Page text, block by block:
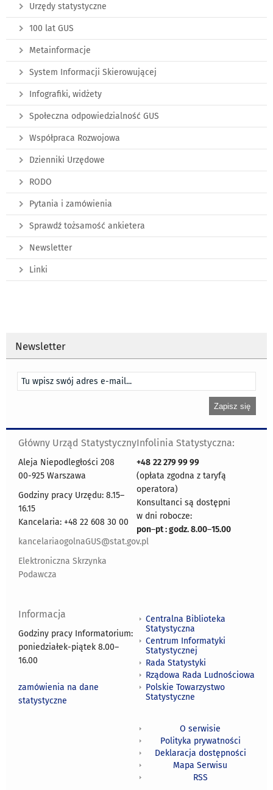
Urzędy statystyczne
100 lat GUS
Metainformacje
System Informacji Skierowującej
Infografiki, widżety
Społeczna odpowiedzialność GUS
Współpraca Rozwojowa
Dzienniki Urzędowe
RODO
Pytania i zamówienia
Sprawdź tożsamość ankietera
Newsletter
Linki
Newsletter
Główny Urząd Statystyczny
Aleja Niepodległości 208
00-925 Warszawa
Godziny pracy Urzędu: 8.15–
16.15
Kancelaria: +48 22 608 30 00
kancelariaogolnaGUS@stat.gov.pl
Elektroniczna Skrzynka
Podawcza
Infolinia Statystyczna:
+48 22 279 99 99
(opłata zgodna z taryfą
operatora)
Konsultanci są dostępni
w dni robocze:
pon–pt : godz. 8.00–15.00
Informacja
Godziny pracy Informatorium:
poniedziałek-piątek 8.00–
16.00
zamówienia na dane
statystyczne
Centralna Biblioteka
Statystyczna
Centrum Informatyki
Statystycznej
Rada Statystyki
Rządowa Rada Ludnościowa
Polskie Towarzystwo
Statystyczne
O serwisie
Polityka prywatności
Deklaracja dostępności
Mapa Serwisu
RSS